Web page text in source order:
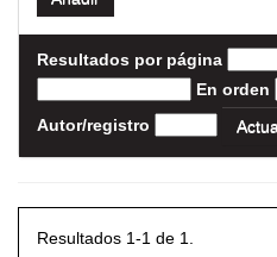
Resultados por página
En orden
Autor/registro
Resultados 1-1 de 1.